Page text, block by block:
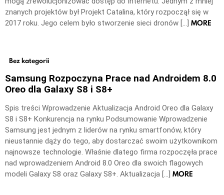
znanych projektów był Projekt Catalina, który rozpoczął się w
2017 roku. Jego celem było stworzenie sieci dronów […] MORE
Bez kategorii
Samsung Rozpoczyna Prace nad Androidem 8.0
Oreo dla Galaxy S8 i S8+
Spis treści Wprowadzenie Aktualizacja Android Oreo dla Galaxy
S8 i S8+ Konkurencja na rynku Podsumowanie Wprowadzenie
Samsung jest jednym z liderów na rynku smartfonów, który
nieustannie dąży do tego, aby dostarczać swoim użytkownikom
najnowsze technologie. Właśnie dlatego firma rozpoczęła prace
nad wprowadzeniem Android 8.0 Oreo dla swoich flagowych
modeli Galaxy S8 oraz Galaxy S8+. Aktualizacja […] MORE